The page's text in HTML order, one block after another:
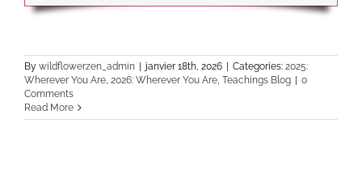
By wildflowerzen_admin janvier 18th, 2026 Categories: 2025:
Wherever You Are, 2026: Wherever You Are, Teachings Blog
0
Comments
Read More